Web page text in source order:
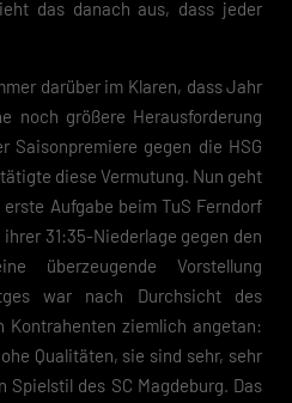
das danach aus, dass jeder
darüber im Klaren, dass Jahr
noch größere Herausforderung
Saisonpremiere gegen die HSG
diese Vermutung. Nun geht
Aufgabe beim TuS Ferndorf
31:35-Niederlage gegen den
überzeugende Vorstellung
war nach Durchsicht des
Kontrahenten ziemlich angetan:
Qualitäten, sie sind sehr, sehr
Spielstil des SC Magdeburg. Das
dich um Verständnis, dass du ohne
deine Zustimmung zu freiwilligen
du deine Erziehungsberechtigten um
alle verwendeten Cookies. Sie
geben oder sich weitere
so nur bestimmte Cookies
Speichern
Zurück